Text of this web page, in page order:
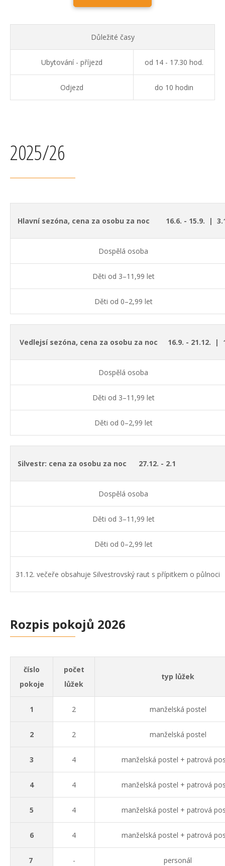
Důležité časy
Ubytování - příjezd od 14 - 17.30 hod.
Odjezd do 10 hodin
2025/26
Hlavní sezóna, cena za osobu za noc 16.6. - 15.9. |
Dospělá osoba
Děti od 3–11,99 let
Děti od 0–2,99 let
Vedlejsí sezóna, cena za osobu za noc 16.9. - 21.12. |
Dospělá osoba
Děti od 3–11,99 let
Děti od 0–2,99 let
Silvestr: cena za osobu za noc 27.12. - 2.1
Dospělá osoba
Děti od 3–11,99 let
Děti od 0–2,99 let
31.12. večeře obsahuje Silvestrovský raut s přípitkem o půlnoci
Rozpis pokojů 2026
číslo
pokoje
počet
lůžek
typ lůžek
1 2 manželská postel
2 2 manželská postel
3 4 manželská postel + patrová
4 4 manželská postel + patrová
5 4 manželská postel + patrová
6 4 manželská postel + patrová
7 - personál